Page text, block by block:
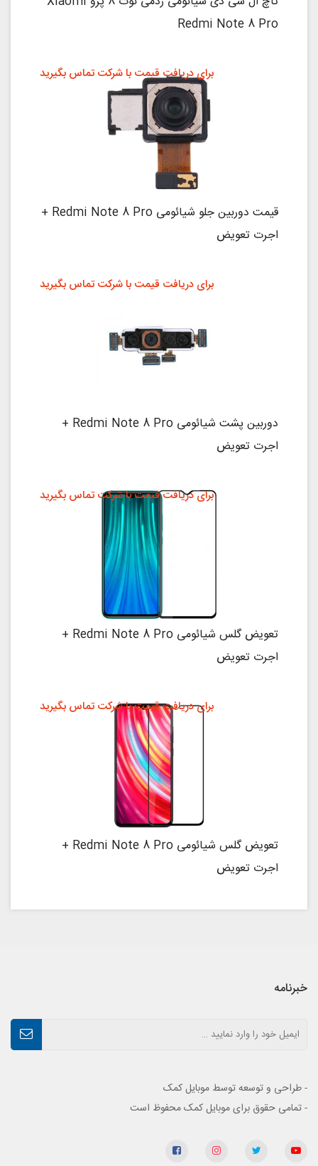
Redmi Note 8 Pro
قیمت دوربین جلو شیائومی Redmi Note 8 Pro +
اجرت تعویض
برای دریافت قیمت با شرکت تماس بگیرید
دوربین پشت شیائومی Redmi Note 8 Pro +
اجرت تعویض
برای دریافت قیمت با شرکت تماس بگیرید
تعویض گلس شیائومی Redmi Note 8 Pro +
اجرت تعویض
برای دریافت قیمت با شرکت تماس بگیرید
تعویض گلس شیائومی Redmi Note 8 Pro +
اجرت تعویض
برای دریافت قیمت با شرکت تماس بگیرید
خبرنامه
- طراحی و توسعه توسط موبایل کمک
- تمامی حقوق برای موبایل کمک محفوظ است